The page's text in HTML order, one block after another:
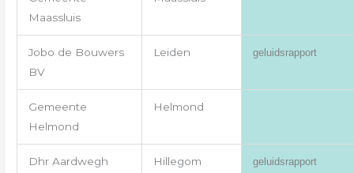
Maassluis
Jobo de Bouwers
BV
Leiden geluidsrapport
Gemeente
Helmond
Helmond
Dhr Aardwegh Hillegom geluidsrapport